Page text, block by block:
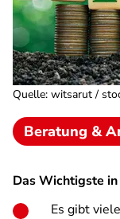
Quelle: witsarut /
Beratung &
Das Wichtigste in
Es gibt